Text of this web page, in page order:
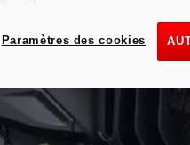
Paramètres des cookies